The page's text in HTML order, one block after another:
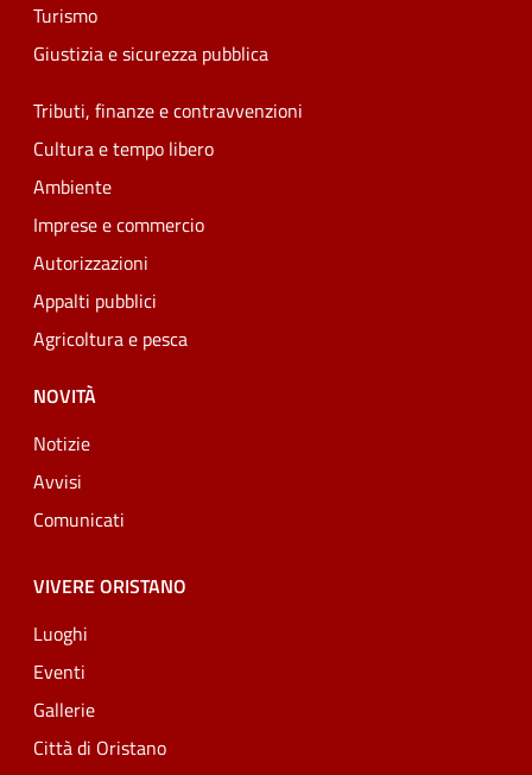
Turismo
Giustizia e sicurezza pubblica
Tributi, finanze e contravvenzioni
Cultura e tempo libero
Ambiente
Imprese e commercio
Autorizzazioni
Appalti pubblici
Agricoltura e pesca
NOVITÀ
Notizie
Avvisi
Comunicati
VIVERE ORISTANO
Luoghi
Eventi
Gallerie
Città di Oristano